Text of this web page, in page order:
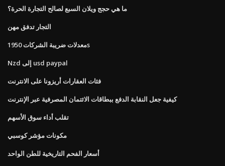
ما هي حجج ويلان السبع لصالح التجارة الحرة؟
التجار تدفق مهن
معدلات ضريبة الشركات 1950s
Nzd إلى usd paypal
فئات العقارات أريزونا على الانترنت
كيفية جعل النقابة الدفع ببطاقات الائتمان المصرفية عبر الإنترنت
تقلب أداء سوق الأسهم
مكونات مؤشر كوسبي
أسعار الفحم التاريخية للطن الواحد